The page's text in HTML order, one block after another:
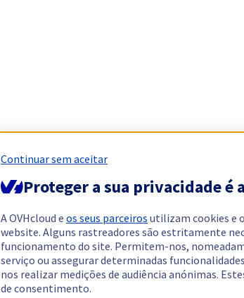
Continuar sem aceitar
Proteger a sua privacidade é
A OVHcloud e os seus parceiros utilizam cookies e
website. Alguns rastreadores são estritamente
funcionamento do site. Permitem-nos,
serviço ou assegurar determinadas
nos realizar medições de audiência anónimas.
de consentimento.